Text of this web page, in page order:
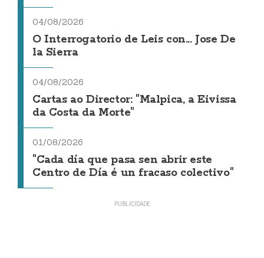
04/08/2026
O Interrogatorio de Leis con... Jose De
la Sierra
04/08/2026
Cartas ao Director: "Malpica, a Eivissa
da Costa da Morte"
01/08/2026
"Cada día que pasa sen abrir este
Centro de Día é un fracaso colectivo"